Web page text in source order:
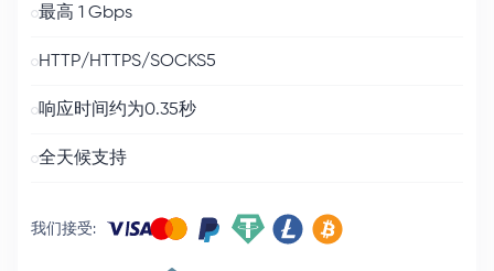
最高 1 Gbps
HTTP/HTTPS/SOCKS5
响应时间约为0.35秒
全天候支持
我们接受: